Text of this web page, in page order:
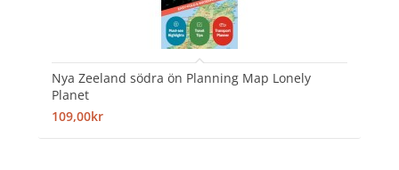
Nya Zeeland södra ön Planning Map Lonely
Planet
109,00kr